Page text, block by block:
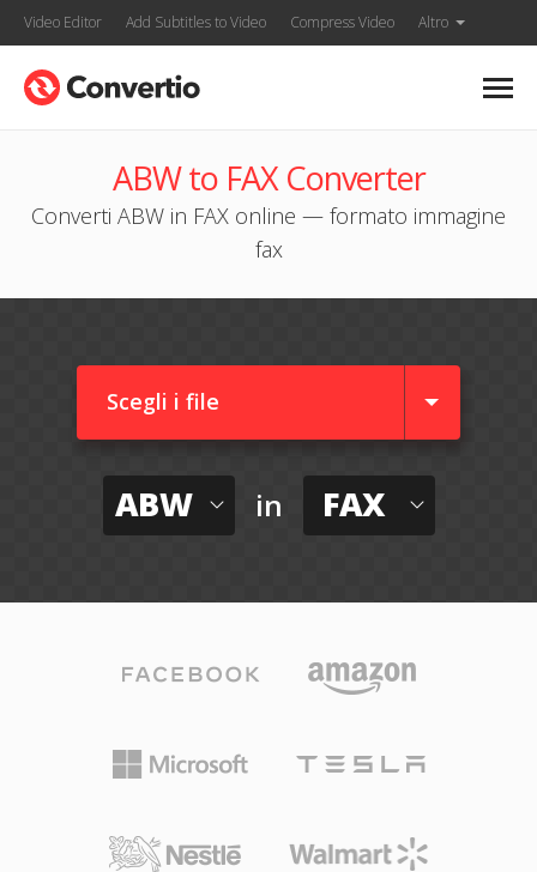
Video Editor Add Subtitles to Video Compress Video Altro
ABW to FAX Converter
Converti ABW in FAX online — formato immagine
fax
Scegli i file
ABW in FAX